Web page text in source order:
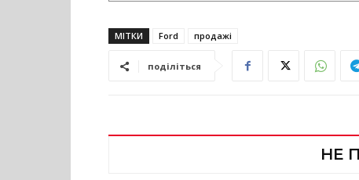
МІТКИ Ford продажі
поділіться
НЕ